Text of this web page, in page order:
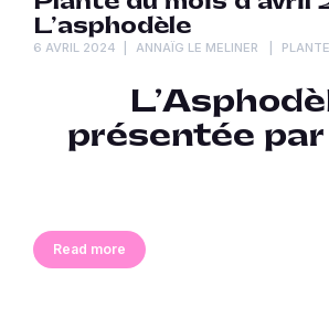
L’asphodèle
6 AVRIL 2024 ANNAÏG LE MELINER
présentée par
Read more